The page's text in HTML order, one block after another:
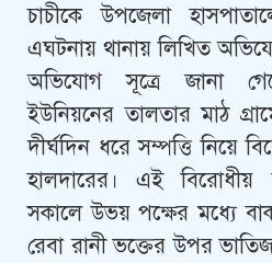
চাচীকে উপজেলা
এঘটনায় থানায় লিখিত
অভিযোগ সূত্রে জানা
ইউনিয়নের তালতার মাঠ
দীর্ঘদিন ধরে সম্পত্তি নিয়ে
হালদারের। এই বিরোধীয়
সকালে উভয় পক্ষের মধ্যে
রেবা রানী ভক্তের উপর